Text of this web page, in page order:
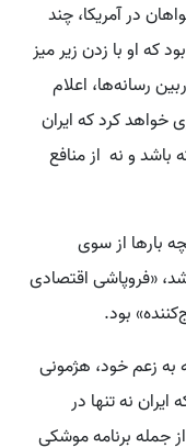
در آمریکا، چند
که او با زدن زیر میز
رسانه‌ها، اعلام
خواهد کرد که ایران
باشد و نه از منافع
بارها از سوی
«فروپاشی اقتصادی
بود.
به زعم خود، هژمونی
ایران نه تنها در
جمله برنامه موشکی